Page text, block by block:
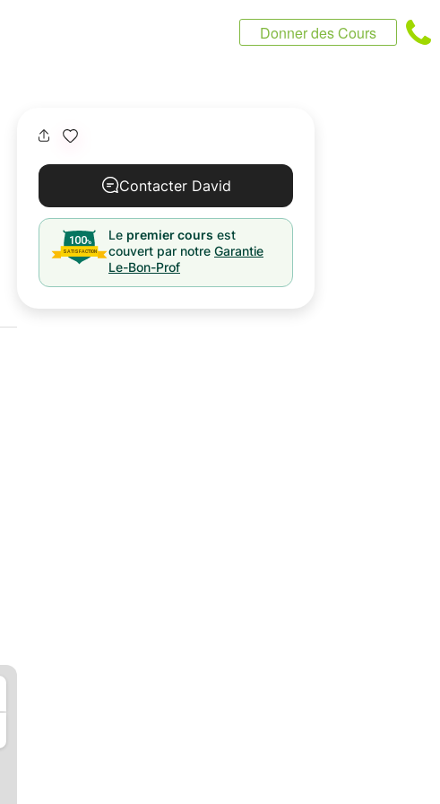
Donner des Cours
Contacter David
Le premier cours est
couvert par notre Garantie
Le-Bon-Prof